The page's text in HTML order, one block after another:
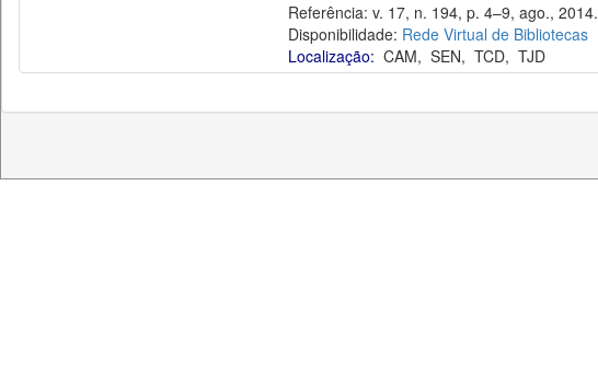
Referência: v. 17, n. 194, p. 4–9, ago., 2014.
Disponibilidade: Rede Virtual de Bibliotecas
Localização: CAM, SEN, TCD, TJD